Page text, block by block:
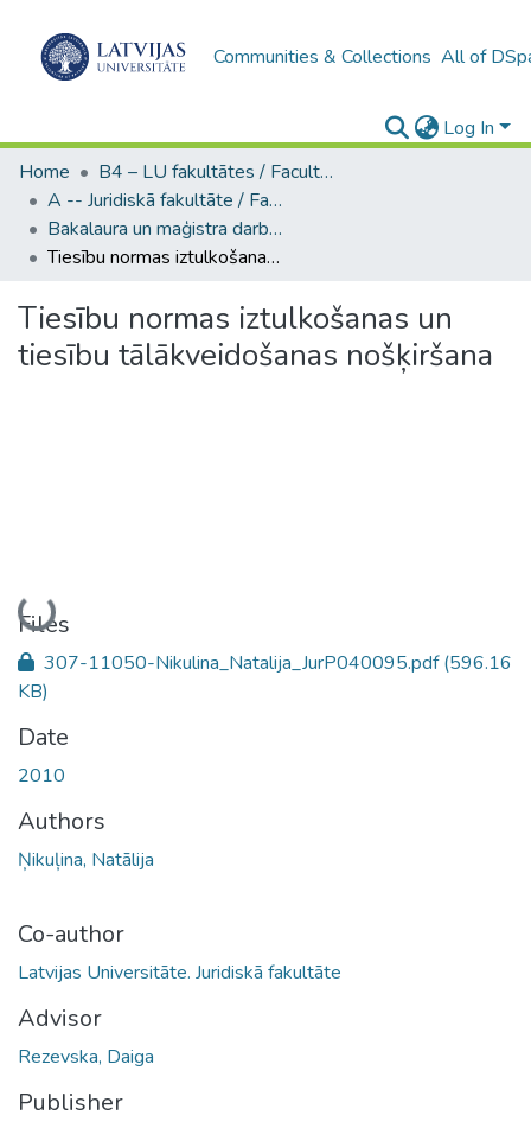
Communities & Collections All of
Log In
Home
B4 – LU fakultātes / Faculties of the UL
A -- Juridiskā fakultāte / Faculty of Law
Bakalaura un maģistra darbi (JF) / Bachelor's and Master's theses
Tiesību normas iztulkošanas un tiesību tālākveidošanas nošķiršana
Tiesību normas iztulkošanas un
tiesību tālākveidošanas nošķiršana
Loading...
Files
307-11050-Nikulina_Natalija_JurP040095.pdf(596.16
KB)
Date
2010
Authors
Ņikuļina, Natālija
Co-author
Latvijas Universitāte. Juridiskā fakultāte
Advisor
Rezevska, Daiga
Publisher